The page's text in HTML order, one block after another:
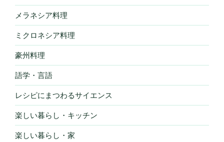
メラネシア料理
ミクロネシア料理
豪州料理
語学・言語
レシピにまつわるサイエンス
楽しい暮らし・キッチン
楽しい暮らし・家